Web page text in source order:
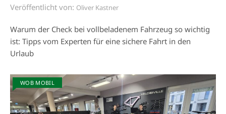
Veröffentlicht von: Oliver Kastner
Warum der Check bei vollbeladenem Fahrzeug so wichtig
ist: Tipps vom Experten für eine sichere Fahrt in den
Urlaub
WOB MOBIL